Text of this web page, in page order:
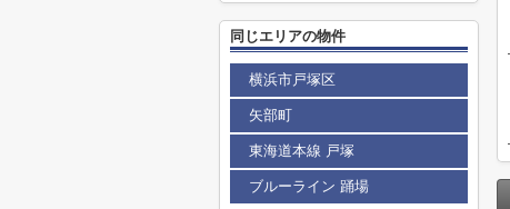
同じエリアの物件
横浜市戸塚区
矢部町
東海道本線 戸塚
ブルーライン 踊場